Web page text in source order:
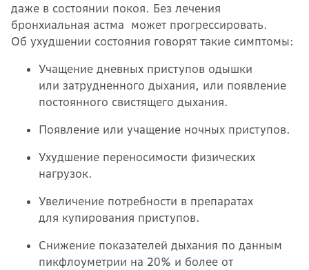
даже в состоянии покоя. Без лечения
бронхиальная астма может прогрессировать.
Об ухудшении состояния говорят такие симптомы:
Учащение дневных приступов одышки
или затрудненного дыхания, или появление
постоянного свистящего дыхания.
Появление или учащение ночных приступов.
Ухудшение переносимости физических
нагрузок.
Увеличение потребности в препаратах
для купирования приступов.
Снижение показателей дыхания по данным
пикфлоуметрии на 20% и более от